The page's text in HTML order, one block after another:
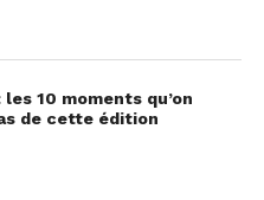
10 moments qu’on
de cette édition